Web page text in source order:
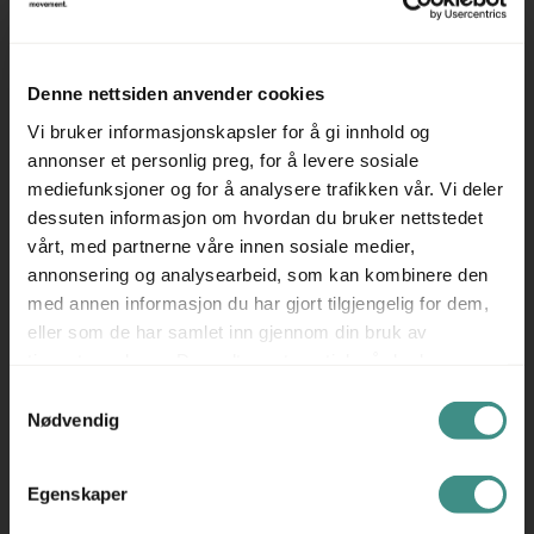
Denne nettsiden anvender cookies
Vi bruker informasjonskapsler for å gi innhold og
annonser et personlig preg, for å levere sosiale
mediefunksjoner og for å analysere trafikken vår. Vi deler
dessuten informasjon om hvordan du bruker nettstedet
vårt, med partnerne våre innen sosiale medier,
annonsering og analysearbeid, som kan kombinere den
med annen informasjon du har gjort tilgjengelig for dem,
eller som de har samlet inn gjennom din bruk av
Nødvendig
Egenskaper
Evt avbildede stoler selges separat, se andre annonser.
kontakt med oss for tilbud / overslag, dersom du har
behov for hjelp til montering.
Se også våre andre annonser for et godt utvalg i
møtebord og konferansebord.